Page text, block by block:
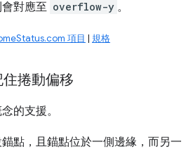
對應至 overflow-y 。
項目 | 規格
住捲動偏移
的支援。
點，且錨點位於一側邊緣，而另一